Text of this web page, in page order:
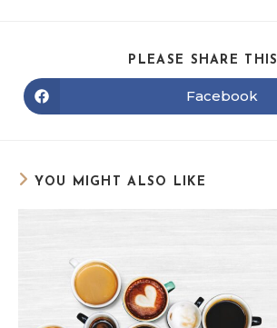
PLEASE SHARE THIS
Facebook
YOU MIGHT ALSO LIKE